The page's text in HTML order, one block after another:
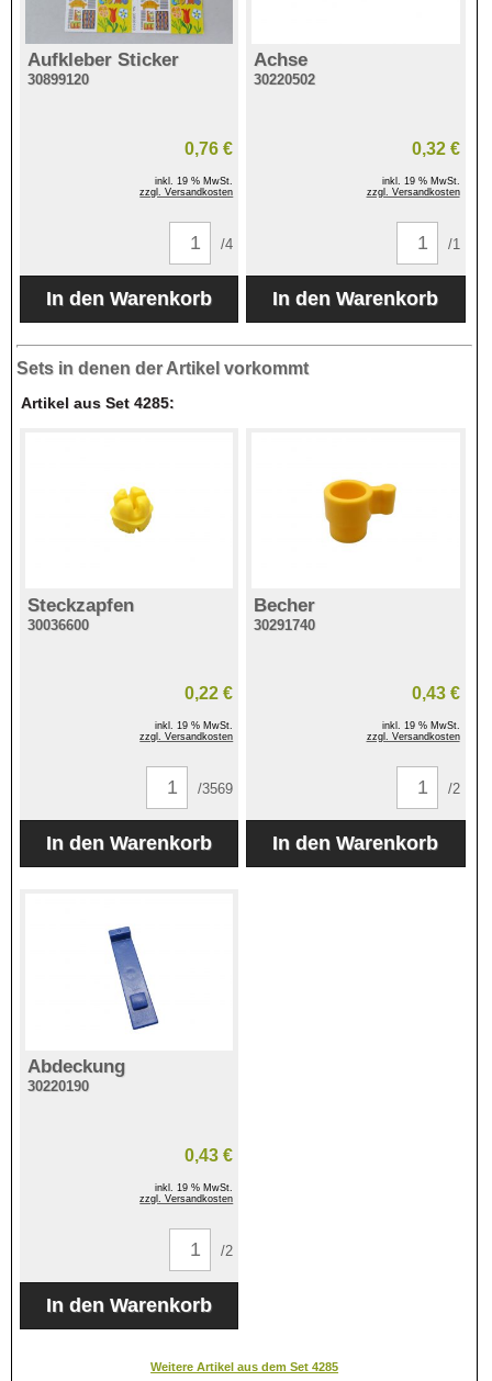
Aufkleber Sticker
30899120
0,76 €
inkl. 19 % MwSt.
zzgl. Versandkosten
/4
Achse
30220502
0,32 €
inkl. 19 % MwSt.
zzgl. Versandkosten
/1
Sets in denen der Artikel vorkommt
Artikel aus Set 4285:
Steckzapfen
30036600
0,22 €
inkl. 19 % MwSt.
zzgl. Versandkosten
/3569
Becher
30291740
0,43 €
inkl. 19 % MwSt.
zzgl. Versandkosten
/2
Abdeckung
30220190
0,43 €
inkl. 19 % MwSt.
zzgl. Versandkosten
/2
Weitere Artikel aus dem Set 4285